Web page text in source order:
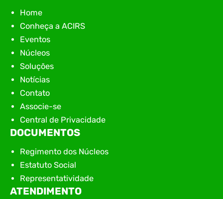
Home
Conheça a ACIRS
Eventos
Núcleos
Soluções
Notícias
Contato
Associe-se
Central de Privacidade
DOCUMENTOS
Regimento dos Núcleos
Estatuto Social
Representatividade
ATENDIMENTO